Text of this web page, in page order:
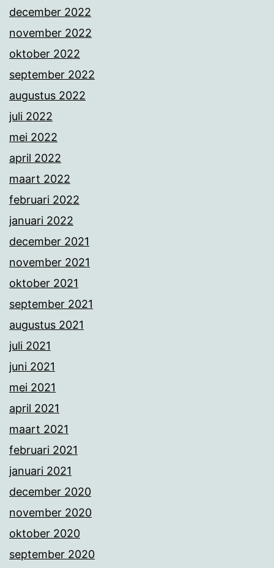
december 2022
november 2022
oktober 2022
september 2022
augustus 2022
juli 2022
mei 2022
april 2022
maart 2022
februari 2022
januari 2022
december 2021
november 2021
oktober 2021
september 2021
augustus 2021
juli 2021
juni 2021
mei 2021
april 2021
maart 2021
februari 2021
januari 2021
december 2020
november 2020
oktober 2020
september 2020